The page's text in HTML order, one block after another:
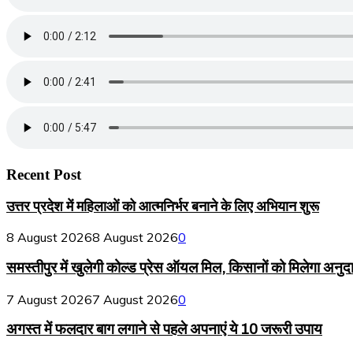
Recent Post
उत्तर प्रदेश में महिलाओं को आत्मनिर्भर बनाने के लिए अभियान शुरू
8 August 20268 August 20260
समस्तीपुर में खुलेगी कोल्ड प्रेस ऑयल मिल, किसानों को मिलेगा
7 August 20267 August 20260
अगस्त में फलदार बाग लगाने से पहले अपनाएं ये 10 जरूरी उपाय